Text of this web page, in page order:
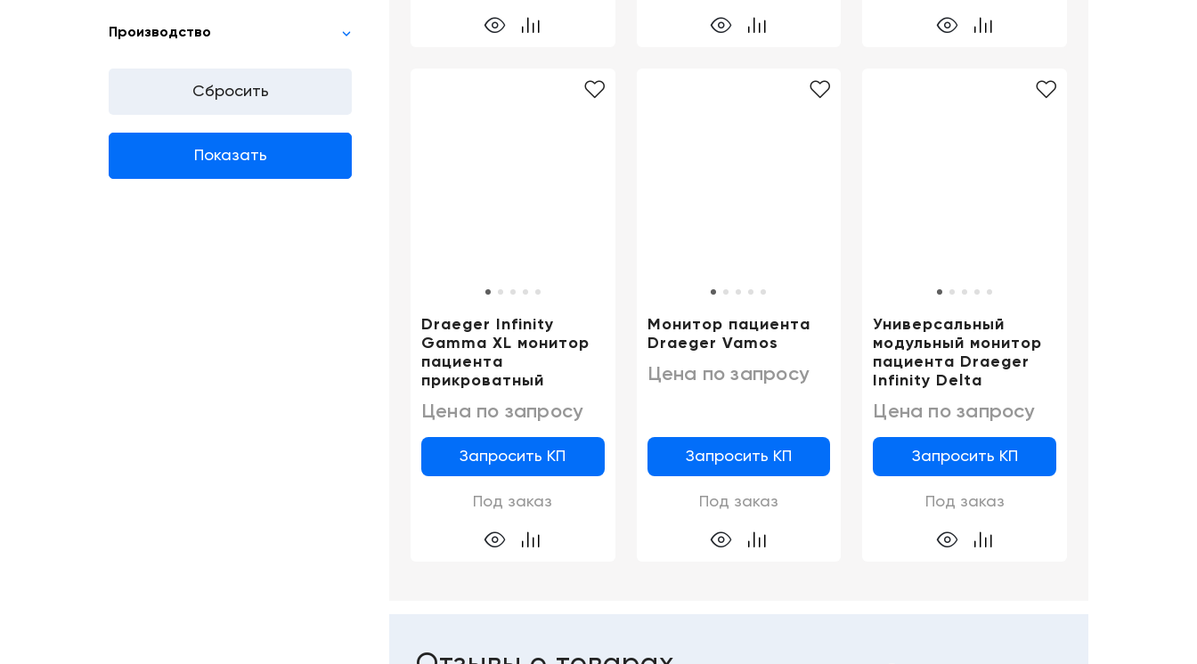
Производство
Draeger Infinity
Gamma XL монитор
пациента
прикроватный
Цена по запросу
Запросить КП
Под заказ
Монитор пациента
Draeger Vamos
Цена по запросу
Запросить КП
Под заказ
Универсальный
модульный монитор
пациента Draeger
Infinity Delta
Цена по запросу
Запросить КП
Под заказ